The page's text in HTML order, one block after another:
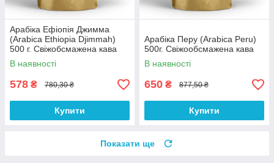
Арабіка Ефіопія Джимма
(Arabica Ethiopia Djimmah)
500 г. Свіжобсмажена кава
В наявності
578 ₴ 780,30 ₴
Купити
Арабіка Перу (Arabica Peru)
500г. Свіжообсмажена кава
В наявності
650 ₴ 877,50 ₴
Купити
Показати ще